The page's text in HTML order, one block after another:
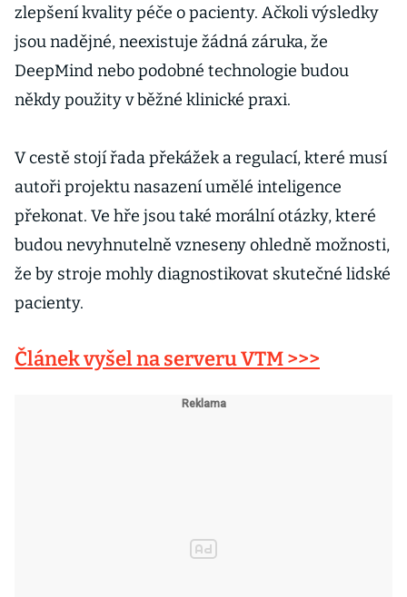
zlepšení kvality péče o pacienty. Ačkoli výsledky
jsou nadějné, neexistuje žádná záruka, že
DeepMind nebo podobné technologie budou
někdy použity v běžné klinické praxi.
V cestě stojí řada překážek a regulací, které musí
autoři projektu nasazení umělé inteligence
překonat. Ve hře jsou také morální otázky, které
budou nevyhnutelně vzneseny ohledně možnosti,
že by stroje mohly diagnostikovat skutečné lidské
pacienty.
Článek vyšel na serveru VTM >>>